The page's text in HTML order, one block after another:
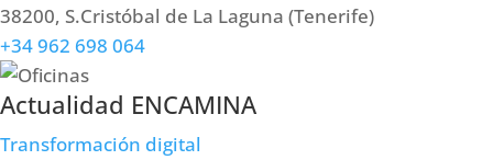
38200, S.Cristóbal de La Laguna (Tenerife)
+34 962 698 064
Actualidad ENCAMINA
Transformación digital